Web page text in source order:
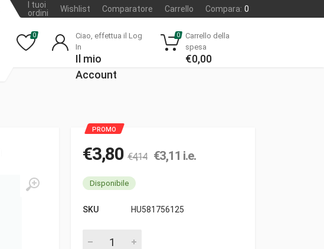
I tuoi
ordini
Wishlist Comparatore Carrello Compara: 0
0
Ciao, effettua il Log
In
Il mio
Account
0
Carrello della
spesa
€0,00
€3,80 €4,14 €3,11 i.e.
Disponibile
SKU HU581756125